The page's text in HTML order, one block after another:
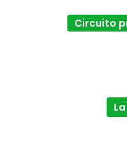
Circuito